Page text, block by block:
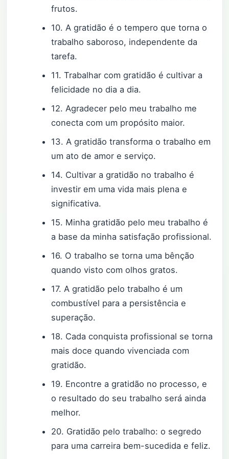
frutos.
10. A gratidão é o tempero que torna o
trabalho saboroso, independente da
tarefa.
11. Trabalhar com gratidão é cultivar a
felicidade no dia a dia.
12. Agradecer pelo meu trabalho me
conecta com um propósito maior.
13. A gratidão transforma o trabalho em
um ato de amor e serviço.
14. Cultivar a gratidão no trabalho é
investir em uma vida mais plena e
significativa.
15. Minha gratidão pelo meu trabalho é
a base da minha satisfação profissional.
16. O trabalho se torna uma bênção
quando visto com olhos gratos.
17. A gratidão pelo trabalho é um
combustível para a persistência e
superação.
18. Cada conquista profissional se torna
mais doce quando vivenciada com
gratidão.
19. Encontre a gratidão no processo, e
o resultado do seu trabalho será ainda
melhor.
20. Gratidão pelo trabalho: o segredo
para uma carreira bem-sucedida e feliz.